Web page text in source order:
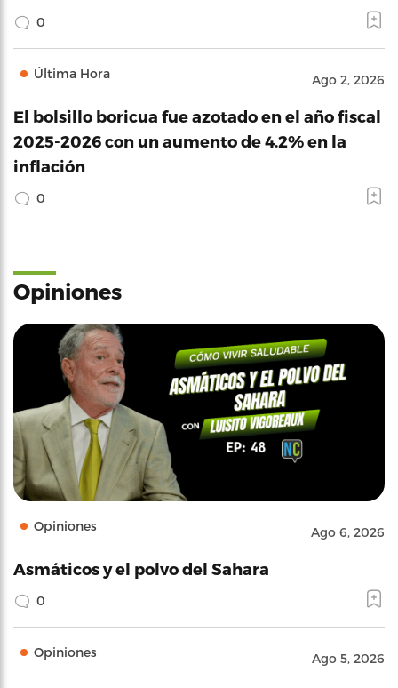
0
Última Hora Ago 2, 2026
El bolsillo boricua fue azotado en el año fiscal
2025-2026 con un aumento de 4.2% en la
inflación
0
Opiniones
Opiniones Ago 6, 2026
Asmáticos y el polvo del Sahara
0
Opiniones Ago 5, 2026